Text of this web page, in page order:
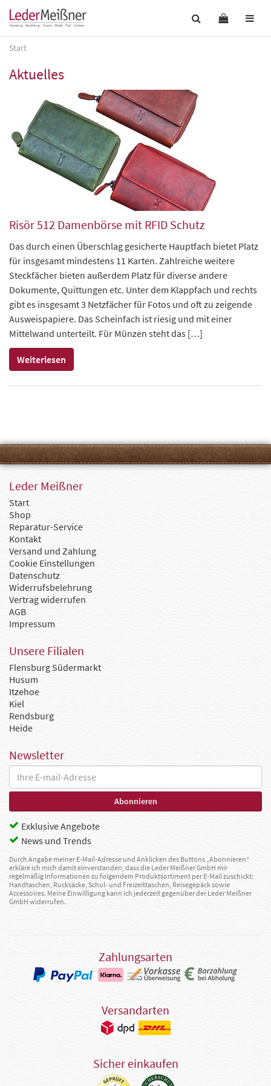
Start
Aktuelles
Risör 512 Damenbörse mit RFID Schutz
Das durch einen Überschlag gesicherte Hauptfach bietet Platz
für insgesamt mindestens 11 Karten. Zahlreiche weitere
Steckfächer bieten außerdem Platz für diverse andere
Dokumente, Quittungen etc. Unter dem Klappfach und rechts
gibt es insgesamt 3 Netzfächer für Fotos und oft zu zeigende
Ausweispapiere. Das Scheinfach ist riesig und mit einer
Mittelwand unterteilt. Für Münzen steht das […]
Weiterlesen
Leder Meißner
Start
Shop
Reparatur-Service
Kontakt
Versand und Zahlung
Cookie Einstellungen
Datenschutz
Widerrufsbelehrung
Vertrag widerrufen
AGB
Impressum
Unsere Filialen
Flensburg Südermarkt
Husum
Itzehoe
Kiel
Rendsburg
Heide
Newsletter
Exklusive Angebote
News und Trends
Durch Angabe meiner E-Mail-Adresse und Anklicken des Buttons „Abonnieren“
erkläre ich mich damit einverstanden, dass die Leder Meißner GmbH mir
regelmäßig Informationen zu folgendem Produktsortiment per E-Mail zuschickt:
Handtaschen, Rucksäcke, Schul- und Freizeittaschen, Reisegepäck sowie
Accessoires. Meine Einwilligung kann ich jederzeit gegenüber der Leder Meißner
GmbH widerrufen.
Zahlungsarten
Versandarten
Sicher einkaufen